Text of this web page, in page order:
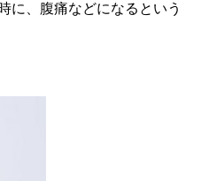
に、腹痛などになるという